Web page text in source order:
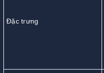
Đặc trưng